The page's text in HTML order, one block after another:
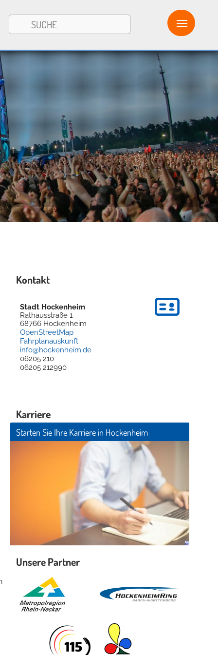
Kontakt
Stadt Hockenheim
Rathausstraße 1
68766 Hockenheim
OpenStreetMap
Fahrplanauskunft
info@hockenheim.de
06205 210
06205 212990
Karriere
Starten Sie Ihre Karriere in Hockenheim
Unsere Partner